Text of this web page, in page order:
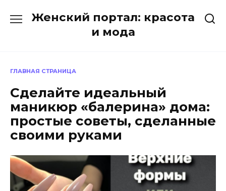
Женский портал: красота
и мода
ГЛАВНАЯ СТРАНИЦА
Сделайте идеальный
маникюр «балерина» дома:
простые советы, сделанные
своими руками